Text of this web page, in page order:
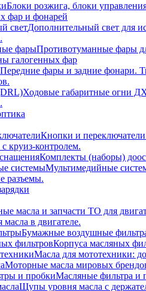
Блоки розжига, блоки
фар и фонарей
светДополнительный свет для
фарыПротивотуманные фары
галогенных фар
Передние фары и задние фонари.
Ходовые габаритные огни
Кнопки и
круиз-контролем.
Комплекты (наборы)
системыМультимедийные
разъемы.
масла и запчасти ТО для
масла в двигателе.
Бумажные воздушные
фильтровКорпуса масляных
Масла для мототехники:
Моторные масла мировых
и пробкиМасляные фильтра и
Щупы уровня масла с